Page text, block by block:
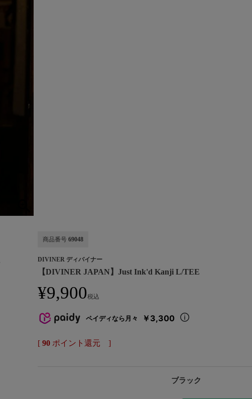
商品番号 69048
DIVINER ディバイナー
【DIVINER JAPAN】Just Ink'd Kanji L/TEE
¥9,900税込
ペイディなら月々 ￥3,300
[ 90 ポイント還元 ]
ブラック